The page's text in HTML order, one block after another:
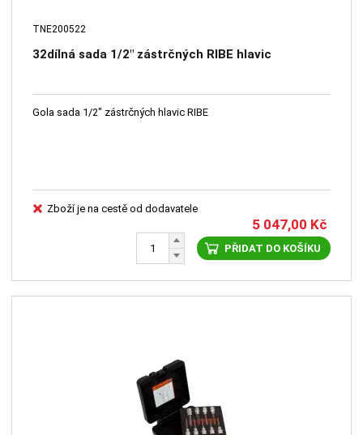
TNE200522
32dílná sada 1/2" zástrčných RIBE hlavic
Gola sada 1/2" zástrčných hlavic RIBE
Zboží je na cestě od dodavatele
5 047,00 Kč
PŘIDAT DO KOŠÍKU